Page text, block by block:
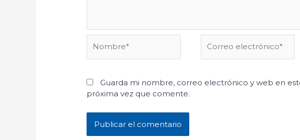
electrónico*
Guarda mi nombre, correo electrónico y web en
próxima vez que comente.